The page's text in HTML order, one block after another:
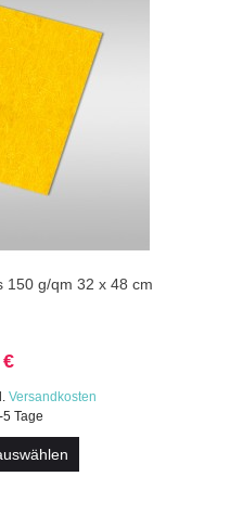
150 g/qm 32 x 48 cm
Versandkosten
Tage